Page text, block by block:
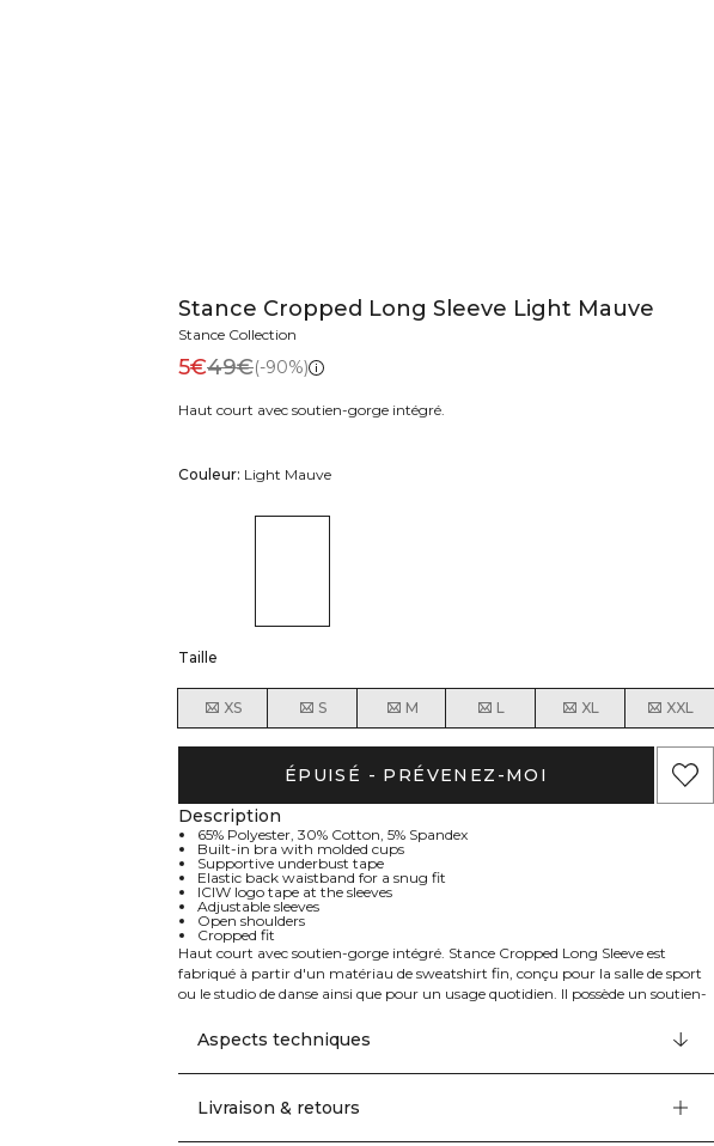
Stance Cropped Long Sleeve Light Mauve
Stance Collection
5€49€(-90%)
Haut court avec soutien-gorge intégré.
Couleur: Light Mauve
Taille
XS S M L XL XXL
ÉPUISÉ - PRÉVENEZ-MOI
Description
65% Polyester, 30% Cotton, 5% Spandex
Built-in bra with molded cups
Supportive underbust tape
Elastic back waistband for a snug fit
ICIW logo tape at the sleeves
Adjustable sleeves
Open shoulders
Cropped fit
Haut court avec soutien-gorge intégré. Stance Cropped Long Sleeve est
fabriqué à partir d'un matériau de sweatshirt fin, conçu pour la salle de sport
ou le studio de danse ainsi que pour un usage quotidien. Il possède un soutien-
une ceinture élastique dans le dos pour un ajustement parfait. Épaules
dénudées et manches ajustables. Bande logo ICIW sur les manches. Épaules
ouvertes. Bonnets moulés. Coupe courte. 65% Polyester, 30% Coton, 5%
Aspects techniques
Livraison & retours